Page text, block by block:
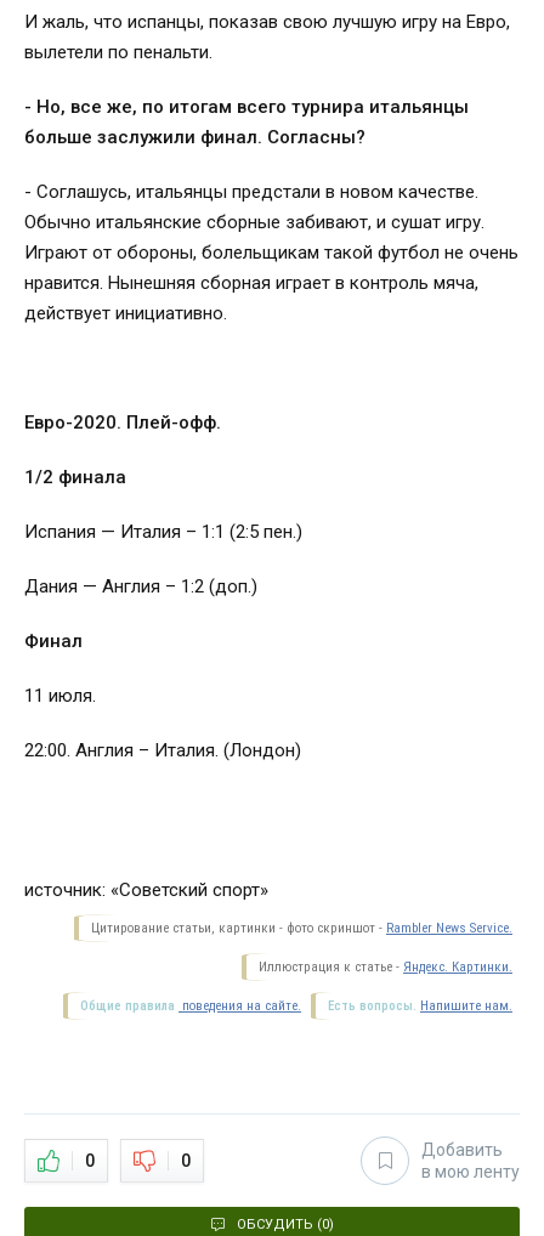
И жаль, что испанцы, показав свою лучшую игру на Евро,
вылетели по пенальти.
- Но, все же, по итогам всего турнира итальянцы
больше заслужили финал. Согласны?
- Соглашусь, итальянцы предстали в новом качестве.
Обычно итальянские сборные забивают, и сушат игру.
Играют от обороны, болельщикам такой футбол не очень
нравится. Нынешняя сборная играет в контроль мяча,
действует инициативно.
Евро-2020. Плей-офф.
1/2 финала
Испания — Италия – 1:1 (2:5 пен.)
Дания — Англия – 1:2 (доп.)
Финал
11 июля.
22:00. Англия – Италия. (Лондон)
источник: «Советский спорт»
Цитирование статьи, картинки - фото скриншот - Rambler News Service.
Иллюстрация к статье - Яндекс. Картинки.
Есть вопросы. Напишите нам.
Общие правила поведения на сайте.
0 0
Добавить
в мою ленту
ОБСУДИТЬ (0)